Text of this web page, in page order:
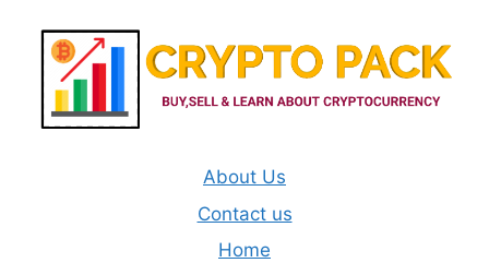
content
About Us
Contact us
Home